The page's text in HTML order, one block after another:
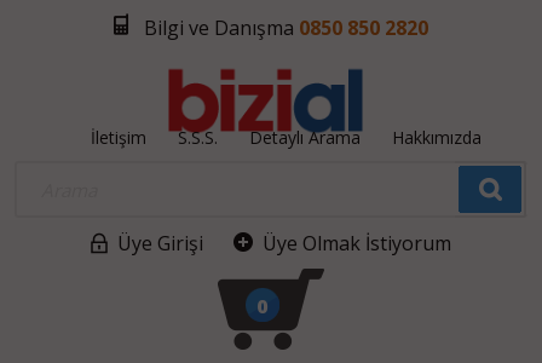
Bilgi ve Danışma 0850 850 2820
İletişim S.S.S. Detaylı Arama Hakkımızda
Üye Girişi Üye Olmak İstiyorum
0